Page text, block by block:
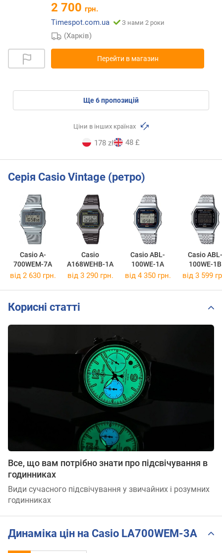
2 700 грн.
Timespot.com.ua
З нами 2 роки
(Харків)
Перейти в магазин
ще6пропозицій
Ціни в інших країнах
178 zł 48 £
Серія Casio Vintage (ретро)
Casio A-
700WEM-7A
Casio
A168WEHB-1A
Casio ABL-
100WE-1A
Casio ABL-
100WE-1B
від 2 630 грн. від 3 290 грн. від 4 350 грн. від 3 599
Корисні статті
Все, що вам потрібно знати про підсвічування в
годинниках
Види сучасного підсвічування у звичайних і розумних
годинниках
Динаміка цін на Casio LA700WEM-3A